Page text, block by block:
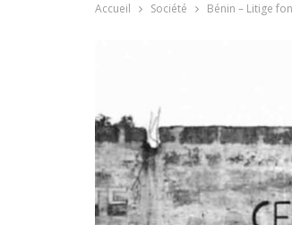
Accueil Société Bénin – Litige